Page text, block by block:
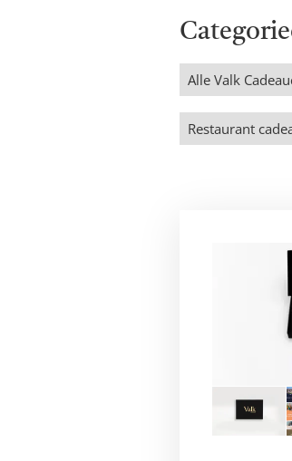
Alle Valk
Restaurant